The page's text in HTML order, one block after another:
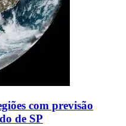
com previsão
de SP